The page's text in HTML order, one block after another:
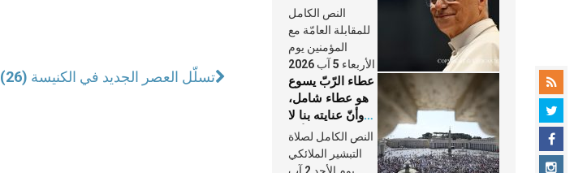
تسلّل العصر الجديد في الكنيسة (26)
وكلّ يوم، هما
النَّفَس في حياة
الكنيسة
النص الكامل
للمقابلة العامّة مع
المؤمنين يوم
الأربعاء 5 آب 2026
عطاء الرّبّ يسوع
هو عطاء شامل،
وأنّ عنايته بنا لا
تغيب عنّا أبدًا
النص الكامل لصلاة
التبشير الملائكي
يوم الأحد 2 آب